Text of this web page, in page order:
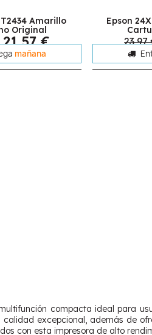
Amarillo
Original
21,57 €
mañana
Epson
23,97
compacta ideal para
excepcional, además de
con esta impresora de alto